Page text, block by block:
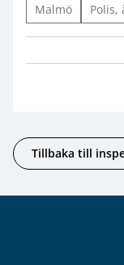
Malmö Polis,
Tillbaka till